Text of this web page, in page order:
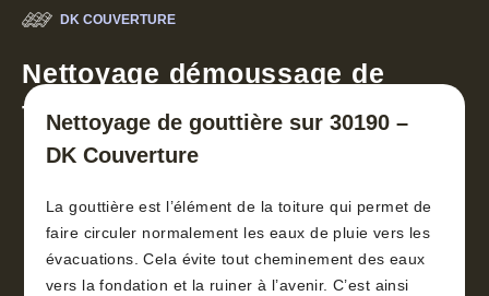
DK COUVERTURE
Nettoyage démoussage de
toiture 30
Nettoyage de gouttière sur 30190 –
DK Couverture
La gouttière est l’élément de la toiture qui permet de
faire circuler normalement les eaux de pluie vers les
évacuations. Cela évite tout cheminement des eaux
vers la fondation et la ruiner à l’avenir. C’est ainsi